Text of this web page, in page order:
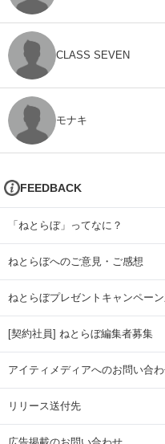
CLASS SEVEN
モナキ
FEEDBACK
「ねとらぼ」ってなに？
ねとらぼへのご意見・ご感想
ねとらぼプレゼントキャンペー
[契約社員] ねとらぼ編集者募集
アイティメディアへのお問い合
リリース送付先